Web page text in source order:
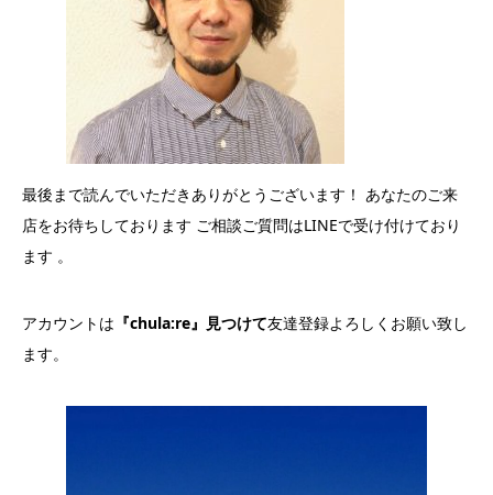
最後まで読んでいただきありがとうございます！ あなたのご来
店をお待ちしております ご相談ご質問はLINEで受け付けており
ます 。
アカウントは 『chula:re』見つけて友達登録よろしくお願い致し
ます。